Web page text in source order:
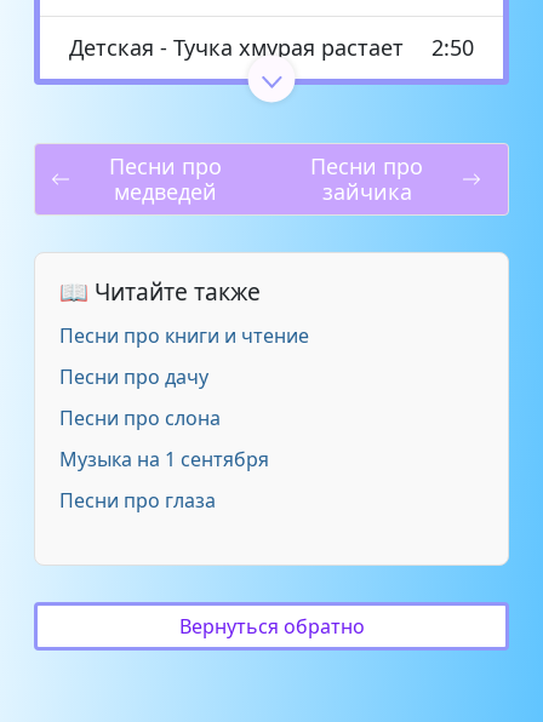
Детская - Тучка хмурая растает 2:50
Детская песня - Тучка
Детские песенки - Тучка и
солнышко (музыка А.
Пинегина, слова В. Берестова)
Детские песни из
Тучка
песни Живая старина г. С - 3.
Ой, вы тучки - строевая
Детский театр эстрады - Тучка
детской школы искусств -
Ночевала Тучка Золотая
2:03
Песни про
медведей
Песни про
зайчика
📖 Читайте также
Песни про книги и чтение
Песни про дачу
Песни про слона
Музыка на 1 сентября
Песни про глаза
Вернуться обратно